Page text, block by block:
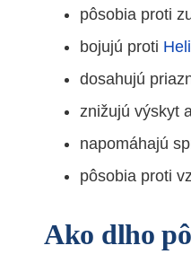
pôsobia proti
bojujú proti
dosahujú
znižujú výskyt
napomáhajú
pôsobia proti
Ako dlho